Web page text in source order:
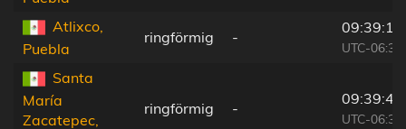
Atlixco,
Puebla
ringförmig -
09:39:12
UTC-06:36
Santa
María
Zacatepec,
ringförmig -
09:39:46
UTC-06:36